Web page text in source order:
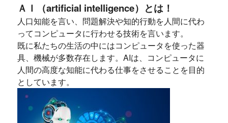
ＡＩ（artificial intelligence）とは！
人口知能を言い、問題解決や知的行動を人間に代わ
ってコンピュータに行わせる技術を言います。
既に私たちの生活の中にはコンピュータを使った器
具、機械が多数存在します。AIは、コンピュータに
人間の高度な知能に代わる仕事をさせることを目的
としています。